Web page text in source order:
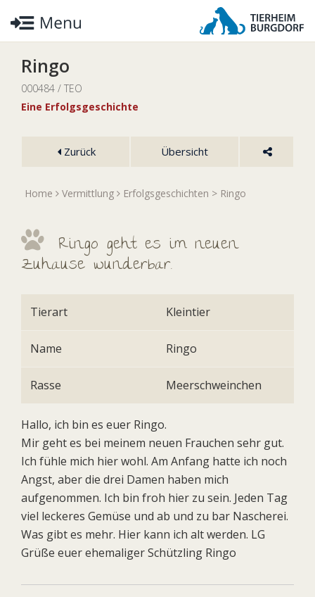
Ringo
000484 / TEO
Eine Erfolgsgeschichte
Zurück Übersicht
Home Vermittlung Erfolgsgeschichten > Ringo
Ringo geht es im neuen
Zuhause wunderbar.
Tierart Kleintier
Name Ringo
Rasse Meerschweinchen
Hallo, ich bin es euer Ringo.
Mir geht es bei meinem neuen Frauchen sehr gut.
Ich fühle mich hier wohl. Am Anfang hatte ich noch
Angst, aber die drei Damen haben mich
aufgenommen. Ich bin froh hier zu sein. Jeden Tag
viel leckeres Gemüse und ab und zu bar Nascherei.
Was gibt es mehr. Hier kann ich alt werden. LG
Grüße euer ehemaliger Schützling Ringo